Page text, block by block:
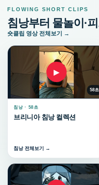
FLOWING SHORT CLIPS
침낭부터 물놀이·
숏클립 영상 전체보기 →
▶
58초
침낭 · 58초
브리니아 침낭 컬렉션
침낭 전체보기 →